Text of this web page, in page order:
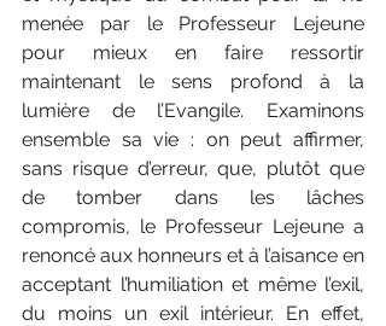
menée par le Professeur Lejeune
pour mieux en faire ressortir
maintenant le sens profond à la
lumière de l’Evangile. Examinons
ensemble sa vie : on peut affirmer,
sans risque d’erreur, que, plutôt que
de tomber dans les lâches
compromis, le Professeur Lejeune a
renoncé aux honneurs et à l’aisance en
acceptant l’humiliation et même l’exil,
du moins un exil intérieur. En effet,